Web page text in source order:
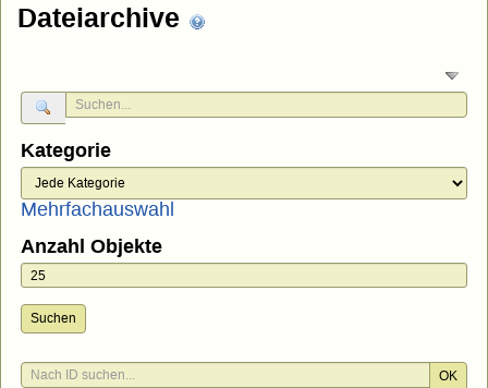
Dateiarchive
Kategorie
Mehrfachauswahl
Anzahl Objekte
Suchen
OK